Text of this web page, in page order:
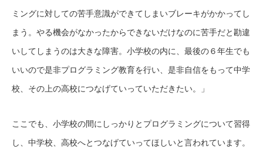
ミングに対しての苦手意識ができてしまいブレーキがかかってし
まう。やる機会がなかったからできないだけなのに苦手だと勘違
いしてしまうのは大きな障害。小学校の内に、最後の６年生でも
いいので是非プログラミング教育を行い、是非自信をもって中学
校、その上の高校につなげていっていただきたい。」
ここでも、小学校の間にしっかりとプログラミングについて習得
し、中学校、高校へとつなげていってほしいと言われています。